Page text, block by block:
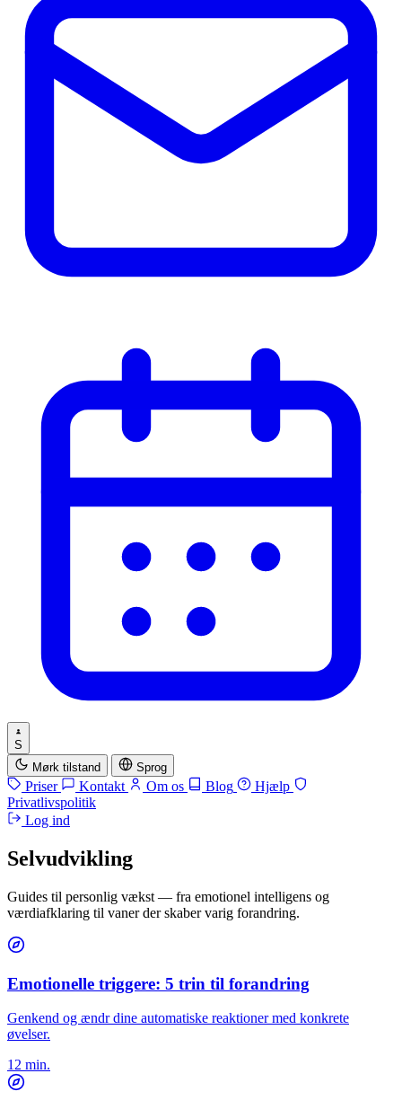
S
Mørk tilstand
Sprog
Priser Kontakt Om os Blog
Hjælp
Privatlivspolitik
Log ind
Selvudvikling
Guides til personlig vækst — fra emotionel intelligens og
værdiafklaring til vaner der skaber varig forandring.
Artikler
Emotionelle triggere: 5 trin til forandring
Genkend og ændr dine automatiske reaktioner med konkrete
øvelser.
12 min.